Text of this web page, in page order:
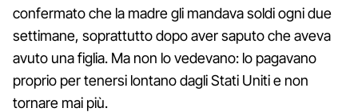
confermato che la madre gli mandava soldi ogni due
settimane, soprattutto dopo aver saputo che aveva
avuto una figlia. Ma non lo vedevano: lo pagavano
proprio per tenersi lontano dagli Stati Uniti e non
tornare mai più.